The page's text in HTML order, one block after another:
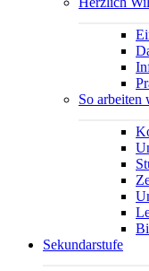
So arbeiten
Sekundarstufe